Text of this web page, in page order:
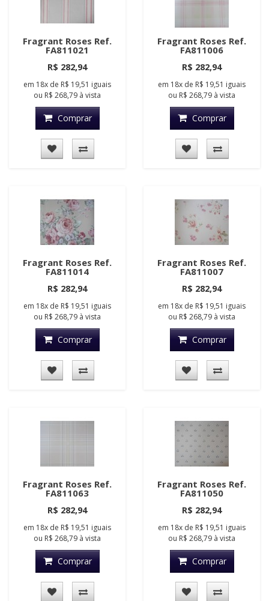
Fragrant Roses Ref.
FA811021
R$ 282,94
em 18x de R$ 19,51 iguais
ou R$ 268,79 à vista
Comprar
Fragrant Roses Ref.
FA811006
R$ 282,94
em 18x de R$ 19,51 iguais
ou R$ 268,79 à vista
Comprar
Fragrant Roses Ref.
FA811014
R$ 282,94
em 18x de R$ 19,51 iguais
ou R$ 268,79 à vista
Comprar
Fragrant Roses Ref.
FA811007
R$ 282,94
em 18x de R$ 19,51 iguais
ou R$ 268,79 à vista
Comprar
Fragrant Roses Ref.
FA811063
R$ 282,94
em 18x de R$ 19,51 iguais
ou R$ 268,79 à vista
Comprar
Fragrant Roses Ref.
FA811050
R$ 282,94
em 18x de R$ 19,51 iguais
ou R$ 268,79 à vista
Comprar